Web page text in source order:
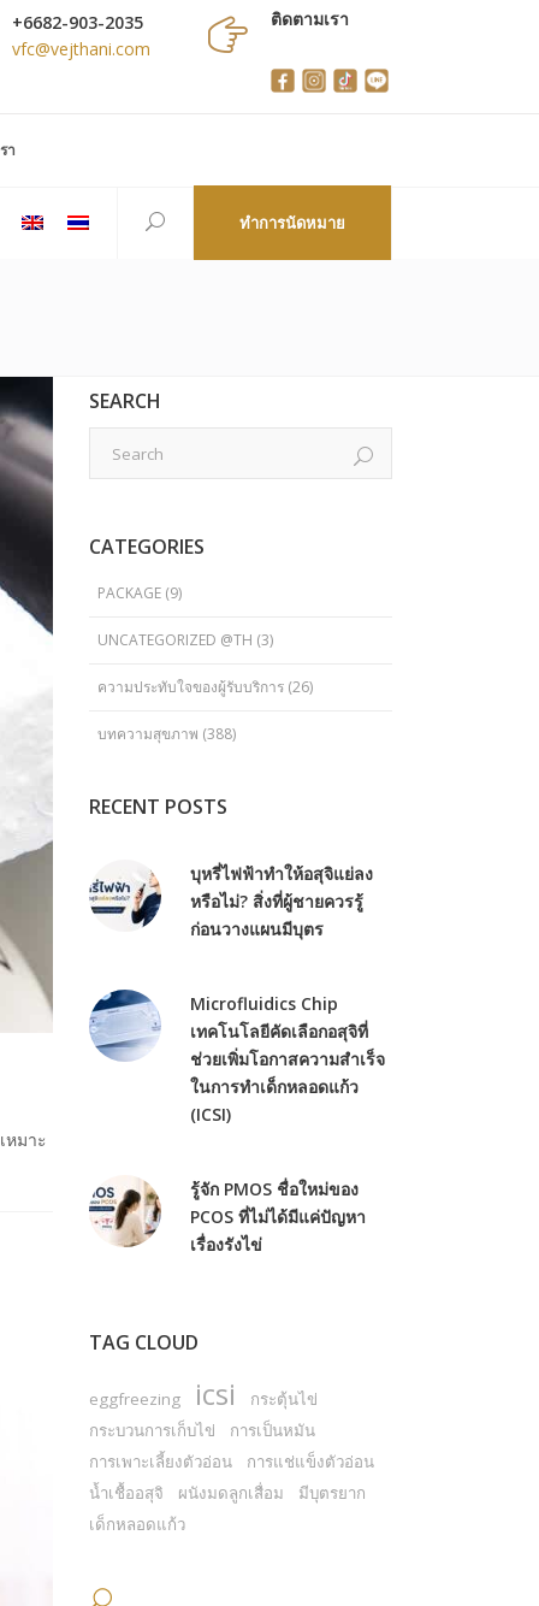
+6682-903-2035
vfc@vejthani.com
ติดตามเรา
า
ทำการนัดหมาย
หมาะ
SEARCH
CATEGORIES
PACKAGE(9)
UNCATEGORIZED @TH (3)
ความประทับใจของผู้รับบริการ(26)
บทความสุขภาพ (388)
RECENT POSTS
บุหรี่ไฟฟ้าทำให้อสุจิแย่ลง
หรือไม่? สิ่งที่ผู้ชายควรรู้
ก่อนวางแผนมีบุตร
Microfluidics Chip
เทคโนโลยีคัดเลือกอสุจิที่
ช่วยเพิ่มโอกาสความสำเร็จ
ในการทำเด็กหลอดแก้ว
(ICSI)
รู้จัก PMOS ชื่อใหม่ของ
PCOS ที่ไม่ได้มีแค่ปัญหา
เรื่องรังไข่
TAG CLOUD
eggfreezing icsi
กระตุ้นไข่
กระบวนการเก็บไข่
การเป็นหมัน
การเพาะเลี้ยงตัวอ่อน
การแช่แข็งตัวอ่อน
น้ำเชื้ออสุจิ
ผนังมดลูกเสื่อม
มีบุตรยาก
เด็กหลอดแก้ว